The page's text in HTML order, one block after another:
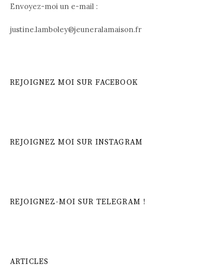
Envoyez-moi un e-mail :
justine.lamboley@jeuneralamaison.fr
REJOIGNEZ MOI SUR FACEBOOK
REJOIGNEZ MOI SUR INSTAGRAM
REJOIGNEZ-MOI SUR TELEGRAM !
ARTICLES